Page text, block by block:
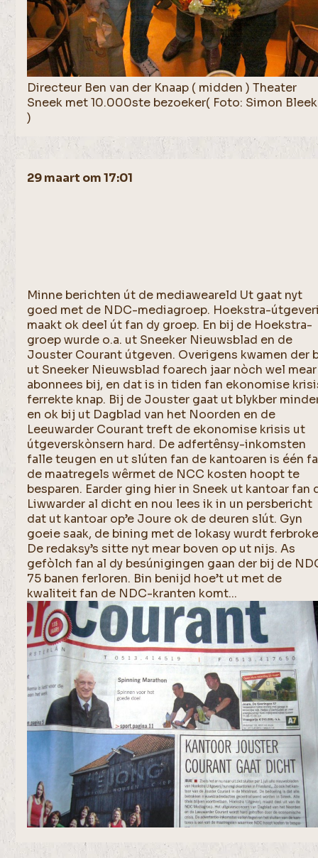
Directeur Ben van der Knaap ( midden ) Theater
Sneek met 10.000ste bezoeker( Foto: Simon
)
29 maart om 17:01
Minne berichten út de mediaweareld Ut gaat nyt
goed met de NDC-mediagroep. Hoekstra-
maakt ok deel út fan dy groep. En bij de Hoekstra-
groep wurde o.a. ut Sneeker Nieuwsblad en de
Jouster Courant útgeven. Overigens kwamen der
ut Sneeker Nieuwsblad foarech jaar nòch wel mear
abonnees bij, en dat is in tiden fan ekonomise
ferrekte knap. Bij de Jouster gaat ut blykber
en ok bij ut Dagblad van het Noorden en de
Leeuwarder Courant treft de ekonomise krisis ut
útgeverskònsern hard. De adfertênsy-inkomsten
falle teugen en ut slúten fan de kantoaren is één
de maatregels wêrmet de NCC kosten hoopt te
besparen. Earder ging hier in Sneek ut kantoar fan
Liwwarder al dicht en nou lees ik in un persbericht
dat ut kantoar op’e Joure ok de deuren slút. Gyn
goeie saak, de bining met de lokasy wurdt
De redaksy’s sitte nyt mear boven op ut nijs. As
gefòlch fan al dy besúnigingen gaan der bij de
75 banen ferloren. Bin benijd hoe’t ut met de
kwaliteit fan de NDC-kranten komt...